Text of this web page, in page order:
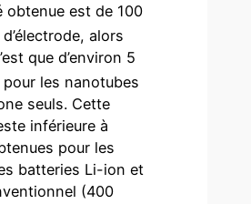
obtenue est de 100
d’électrode, alors
que d’environ 5
pour les nanotubes
seuls. Cette
inférieure à
pour les
batteries Li-ion et
(400